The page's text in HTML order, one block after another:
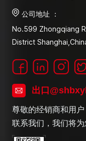
公司地址 ：
No.599 Zhongqiang
District
出口
尊敬的经销商和用
联系我们，我们将